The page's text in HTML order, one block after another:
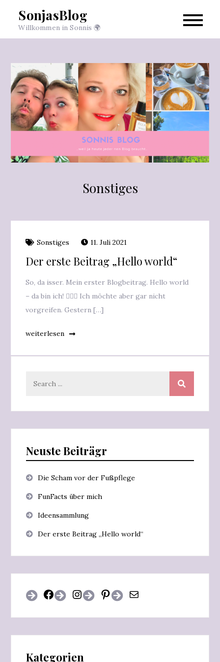
SonjasBlog
Willkommen in Sonnis 🌍
Sonstiges
Sonstiges 11. Juli 2021
Der erste Beitrag „Hello world“
So, da isser. Mein erster Blogbeitrag. Hello world
– da bin ich! 🙋🏼‍♀️ Ich möchte aber gar nicht
vorgreifen. Gestern […]
weiterlesen
Neuste Beiträgr
Die Scham vor der Fußpflege
FunFacts über mich
Ideensammlung
Der erste Beitrag „Hello world“
FacebookInstagram
Pinterest
Kategorien